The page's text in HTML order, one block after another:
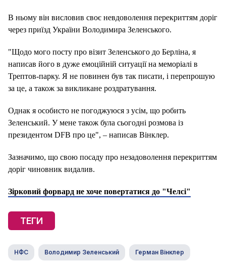
В ньому він висловив своє невдоволення перекриттям доріг
через приїзд України Володимира Зеленського.
"Щодо мого посту про візит Зеленського до Берліна, я
написав його в дуже емоційній ситуації на меморіалі в
Трептов-парку. Я не повинен був так писати, і перепрошую
за це, а також за викликане роздратування.
Однак я особисто не погоджуюся з усім, що робить
Зеленський. У мене також була сьогодні розмова із
президентом DFB про це", – написав Вінклер.
Зазначимо, що свою посаду про незадоволення перекриттям
доріг чиновник видалив.
Зірковий форвард не хоче повертатися до "Челсі"
ТЕГИ
НФС Володимир Зеленський Герман Вінклер